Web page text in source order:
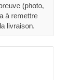
(photo,
à remettre
livraison.